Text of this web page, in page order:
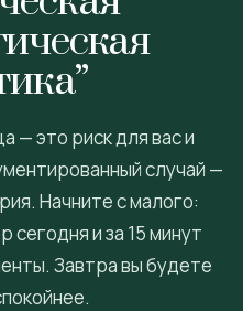
— это риск для вас и
случай —
Начните с малого:
сегодня и за 15 минут
Завтра вы будете